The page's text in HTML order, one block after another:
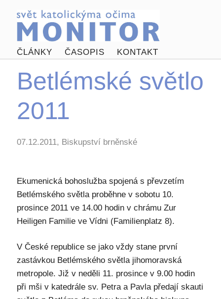
ČLÁNKY ČASOPIS KONTAKT
Betlémské světlo
2011
07.12.2011, Biskupství brněnské
Ekumenická bohoslužba spojená s převzetím
Betlémského světla proběhne v sobotu 10.
prosince 2011 ve 14.00 hodin v chrámu Zur
Heiligen Familie ve Vídni (Familienplatz 8).
V České republice se jako vždy stane první
zastávkou Betlémského světla jihomoravská
metropole. Již v neděli 11. prosince v 9.00 hodin
při mši v katedrále sv. Petra a Pavla předají skauti